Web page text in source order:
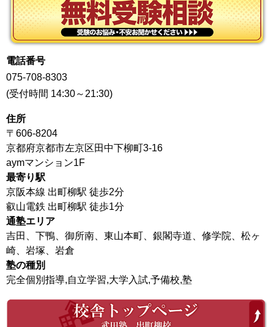
電話番号
075-708-8303
(受付時間 14:30～21:30)
住所
〒606-8204
京都府京都市左京区田中下柳町3-16
aymマンション1F
最寄り駅
京阪本線 出町柳駅 徒歩2分
叡山電鉄 出町柳駅 徒歩1分
通塾エリア
吉田、下鴨、御所南、東山本町、銀閣寺道、修学院、松ヶ
崎、岩塚、岩倉
塾の種別
完全個別指導,自立学習,大学入試,予備校,塾